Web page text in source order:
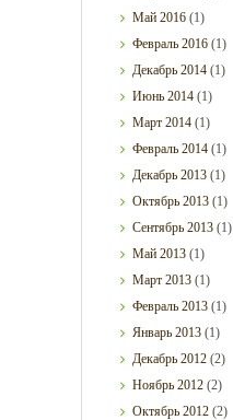
Май2016 (1)
Февраль2016 (1)
Декабрь2014 (1)
Июнь2014 (1)
Март2014 (1)
Февраль2014 (1)
Декабрь2013 (1)
Октябрь2013 (1)
Сентябрь2013 (1)
Май2013 (1)
Март2013 (1)
Февраль2013 (1)
Январь2013 (1)
Декабрь2012 (2)
Ноябрь2012 (2)
Октябрь2012 (2)